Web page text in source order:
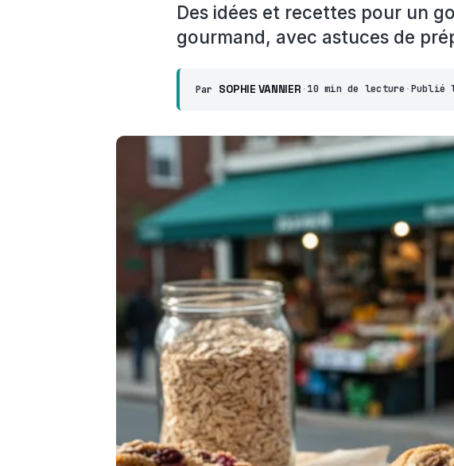
Des idées et recettes pour un
gourmand, avec astuces de
Par SOPHIE VANNIER ·10 min de lecture ·